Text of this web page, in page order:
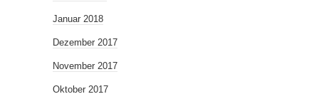
Januar 2018
Dezember 2017
November 2017
Oktober 2017